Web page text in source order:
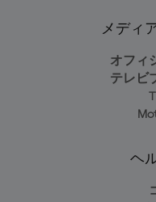
メディ
オフィ
テレビ
ヘ